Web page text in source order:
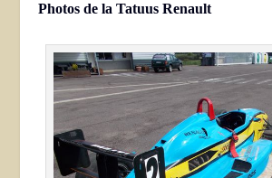
Photos de la Tatuus Renault